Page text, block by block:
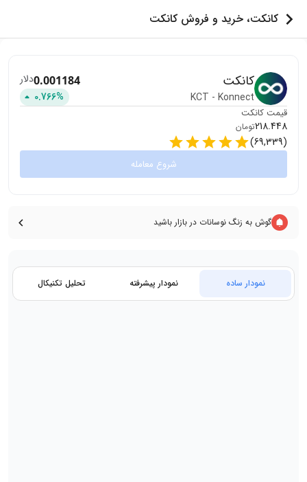
کانکت، خرید و فروش کانکت
کانکت
KCT - Konnect
0.001184دلار
0.766%
قیمت کانکت
218.448تومان
(
69,339
)
شروع معامله
گوش به زنگ نوسانات در بازار باشید
نمودار ساده نمودار پیشرفته تحلیل تکنیکال